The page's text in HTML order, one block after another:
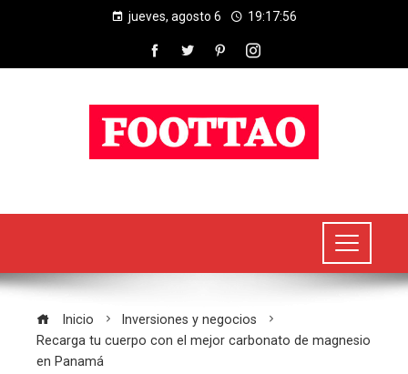
jueves, agosto 6 19:17:57
Inicio
Inversiones y negocios
Recarga tu cuerpo con el mejor carbonato de magnesio
en Panamá